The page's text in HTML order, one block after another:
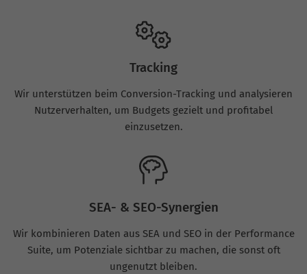
Tracking
Wir unterstützen beim Conversion-Tracking und analysieren
Nutzerverhalten, um Budgets gezielt und profitabel
einzusetzen.
SEA- & SEO-Synergien
Wir kombinieren Daten aus SEA und SEO in der Performance
Suite, um Potenziale sichtbar zu machen, die sonst oft
ungenutzt bleiben.